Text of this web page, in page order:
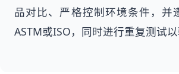
品对比、严格控制环境条件，并
ASTM或ISO，同时进行重复测试以